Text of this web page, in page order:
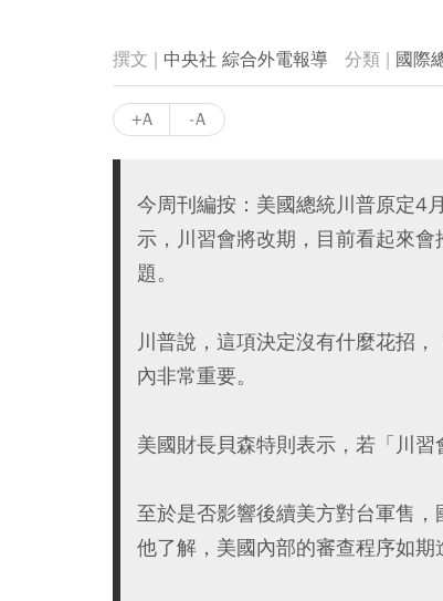
中央社 綜合外電報導 國際
+A -A
今周刊編按：美國總統川普原定4
示，川習會將改期，目前看起來
題。
川普說，這項決定沒有什麼花招
內非常重要。
美國財長貝森特則表示，若「川習
至於是否影響後續美方對台軍售
他了解，美國內部的審查程序如期